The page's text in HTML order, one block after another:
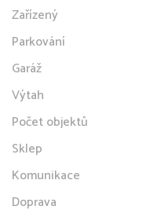
Zařízený
Parkování
Garáž
Výtah
Počet objektů
Sklep
Komunikace
Doprava